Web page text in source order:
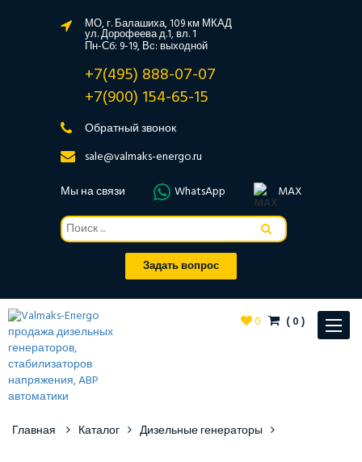
МО, г. Балашиха, 109 км МКАД
ул. Дорофеева д.1, вл. 1
Пн-Сб: 9-19, Вс: выходной
+7(495) 888-07-07
+7(900) 154-65-15
Обратный звонок
sale@valmaks-energo.ru
Мы на связи
WhatsApp MAX
Задать вопрос
Toggle
0 (0)
Главная Каталог Дизельные генераторы